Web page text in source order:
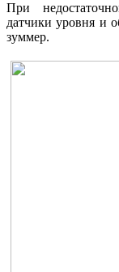
При
датчики уровня и
зуммер.